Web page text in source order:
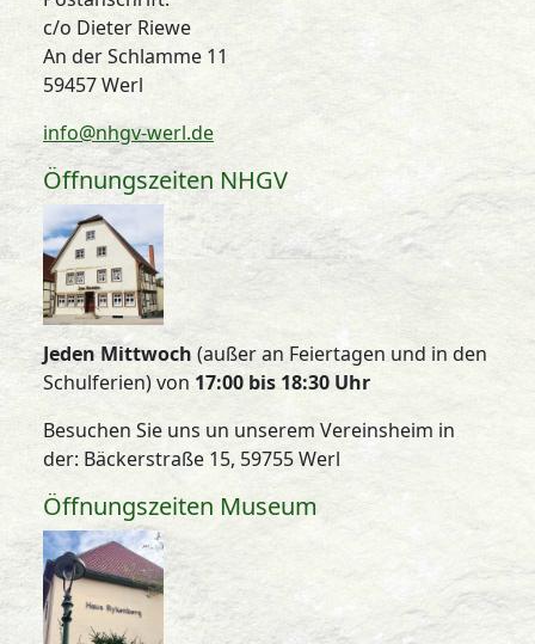
c/o Dieter Riewe
An der Schlamme 11
59457 Werl
info@nhgv-werl.de
Öffnungszeiten NHGV
Jeden Mittwoch (außer an Feiertagen und in den
Schulferien) von 17:00 bis 18:30 Uhr
Besuchen Sie uns un unserem Vereinsheim in
der: Bäckerstraße 15, 59755 Werl
Öffnungszeiten Museum